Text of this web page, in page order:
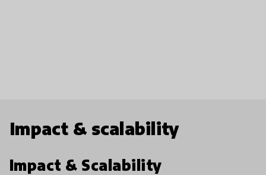
Impact & scalability
Impact & Scalability